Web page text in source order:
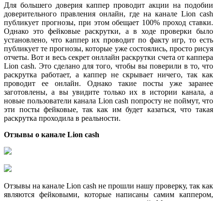
Для большего доверия каппер проводит акции на подобии
доверительного правления онлайн, где на канале Lion cash
публикует прогнозы, при этом обещает 100% проход ставки.
Однако это фейковые раскрутки, а в ходе проверки было
установлено, что каппер их проводит по факту игр, то есть
публикует те прогнозы, которые уже состоялись, просто рисуя
отчеты. Вот и весь секрет онллайн раскрутки счета от каппера
Lion cash. Это сделано для того, чтобы вы поверили в то, что
раскрутка работает, а каппер не скрывает ничего, так как
проводит ее онлайн. Однако такие посты уже заранее
заготовлены, а вы увидите только их в истории канала, а
новые пользователи канала Lion cash попросту не поймут, что
эти посты фейковые, так как им будет казаться, что такая
раскрутка проходила в реальности.
Отзывы о канале Lion cash
Отзывы на канале Lion cash не прошли нашу проверку, так как
являются фейковыми, которые написаны самим каппером,